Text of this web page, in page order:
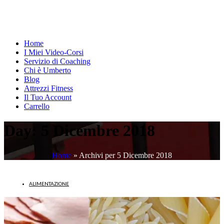
Home
I Miei Video-Corsi
Servizio di Coaching
Chi è Umberto
Blog
Attrezzi Fitness
Il Tuo Account
Carrello
Day: 5 Dicembre 2018
Home » Archivi per 5 Dicembre 2018
ALIMENTAZIONE